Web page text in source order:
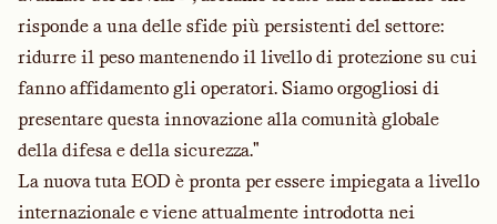
risponde a una delle sfide più persistenti del settore:
ridurre il peso mantenendo il livello di protezione su cui
fanno affidamento gli operatori. Siamo orgogliosi di
presentare questa innovazione alla comunità globale
della difesa e della sicurezza."
La nuova tuta EOD è pronta per essere impiegata a livello
internazionale e viene attualmente introdotta nei